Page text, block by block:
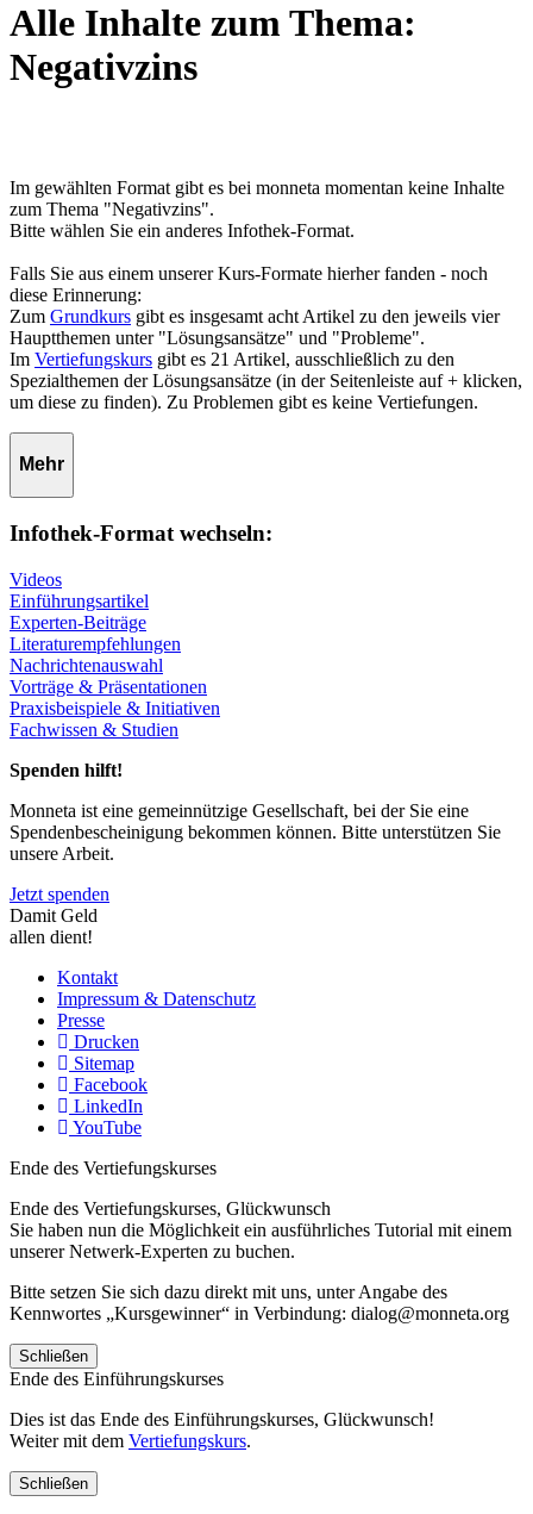
Alle Inhalte zum Thema:
Negativzins
Im gewählten Format gibt es bei monneta momentan keine Inhalte
zum Thema "Negativzins".
Bitte wählen Sie ein anderes Infothek-Format.
Falls Sie aus einem unserer Kurs-Formate hierher fanden - noch
diese Erinnerung:
Zum Grundkurs gibt es insgesamt acht Artikel zu den jeweils vier
Hauptthemen unter "Lösungsansätze" und "Probleme".
Im Vertiefungskurs gibt es 21 Artikel, ausschließlich zu den
Spezialthemen der Lösungsansätze (in der Seitenleiste auf + klicken,
um diese zu finden). Zu Problemen gibt es keine Vertiefungen.
Mehr
Infothek-Format wechseln:
Videos
Einführungsartikel
Experten-Beiträge
Literaturempfehlungen
Nachrichtenauswahl
Vorträge & Präsentationen
Praxisbeispiele & Initiativen
Fachwissen & Studien
Spenden hilft!
Monneta ist eine gemeinnützige Gesellschaft, bei der Sie eine
Spendenbescheinigung bekommen können. Bitte unterstützen Sie
unsere Arbeit.
Jetzt spenden
Damit Geld
allen dient!
Kontakt
Impressum & Datenschutz
Presse
Drucken
Sitemap
Facebook
LinkedIn
YouTube
Ende des Vertiefungskurses
Ende des Vertiefungskurses, Glückwunsch
Sie haben nun die Möglichkeit ein ausführliches Tutorial mit einem
unserer Netwerk-Experten zu buchen.
Bitte setzen Sie sich dazu direkt mit uns, unter Angabe des
Kennwortes „Kursgewinner“ in Verbindung: dialog@monneta.org
Schließen
Ende des Einführungskurses
Dies ist das Ende des Einführungskurses, Glückwunsch!
Weiter mit dem Vertiefungskurs.
Schließen